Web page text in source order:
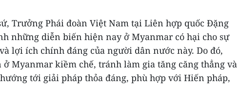
Trưởng Phái đoàn Việt Nam tại Liên hợp quốc Đặng
những diễn biến hiện nay ở Myanmar có hại cho sự
lợi ích chính đáng của người dân nước này. Do đó,
ở Myanmar kiềm chế, tránh làm gia tăng căng thẳng và
tới giải pháp thỏa đáng, phù hợp với Hiến pháp,